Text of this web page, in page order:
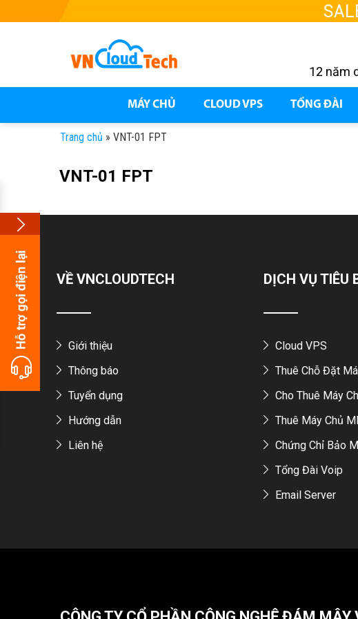
to
12 năm
MÁY CHỦ CLOUD VPS TỔNG ĐÀI
Trang chủ » VNT-01 FPT
VNT-01 FPT
VỀ VNCLOUDTECH
Giới thiệu
Thông báo
Tuyển dụng
Hướng dẫn
Liên hệ
DỊCH VỤ TIÊU
Cloud VPS
Thuê Chỗ Đặt
Cho Thuê Máy
Thuê Máy Chủ
Chứng Chỉ Bảo
Tổng Đài Voip
Email Server